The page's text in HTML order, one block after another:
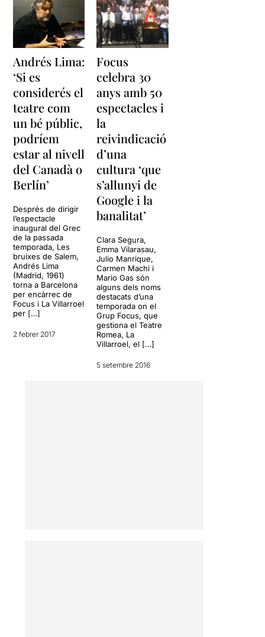
ell. Penseu per un instant el
lligam tan fort que hi ha
entre una mare i el seu fill:
primer de tot el privilegi de
ningú, portar-lo dins i donar-
li el pit.
En el meu cas, la primera
fissura d’aquest lligam va
deixar de donar-li el pit,
després el dia que vaig
deixar de sentir aquella olor
tan característica que fa el
cap dels nadons quan són
petits. El primer cop que va
sortir al cine amb amics vaig
passar-me la tarda mirant
fotos i plorant mentre
pensava…s’està fent gran.
Etc, etc, etc…
Un dia marxaran, i tot i que
sé que ho passaré
malament, estaré contenta
perquè és molt positiu per
ells. Per descomptat,
m’adaptaré, això ho tinc molt
clar.
Andrés Lima:
‘Si es
considerés el
teatre com
un bé públic,
podríem
estar al nivell
del Canadà o
Berlín’
Després de dirigir
l’espectacle
inaugural del Grec
de la passada
temporada, Les
bruixes de Salem,
Andrés Lima
(Madrid, 1961)
torna a Barcelona
per encàrrec de
Focus i La Villarroel
per […]
2 febrer 2017
Focus
celebra 30
anys amb 50
espectacles i
la
reivindicació
d’una
cultura ‘que
s’allunyi de
Google i la
banalitat’
Clara Segura,
Emma Vilarasau,
Julio Manrique,
Carmen Machi i
Mario Gas són
alguns dels noms
destacats d’una
temporada on el
Grup Focus, que
gestiona el Teatre
Romea, La
Villarroel, el […]
5 setembre 2016